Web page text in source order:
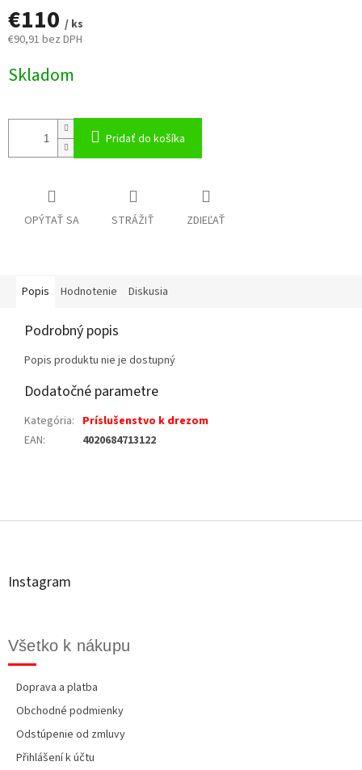
€110 / ks
€90,91 bez DPH
cena:
Skladom
Pridať do košíka
OPÝTAŤ SA STRÁŽIŤ ZDIEĽAŤ
Popis Hodnotenie Diskusia
Podrobný popis
Popis produktu nie je dostupný
Dodatočné parametre
Kategória: Príslušenstvo k drezom
EAN: 4020684713122
á
Instagram
Všetko k nákupu
Doprava a platba
Obchodné podmienky
Odstúpenie od zmluvy
Přihlášení k účtu